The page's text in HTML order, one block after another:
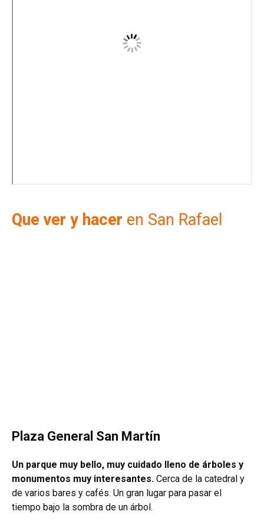
Que ver y hacer en San Rafael
Plaza General San Martín
Un parque muy bello, muy cuidado lleno de árboles y
monumentos muy interesantes. Cerca de la catedral y
de varios bares y cafés. Un gran lugar para pasar el
tiempo bajo la sombra de un árbol.